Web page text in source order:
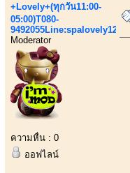
+Lovely+(ทุกวัน11:00-
05:00)T080-
9492055Line:spalovely123
Moderator
ความหื่น : 0
ออฟไลน์